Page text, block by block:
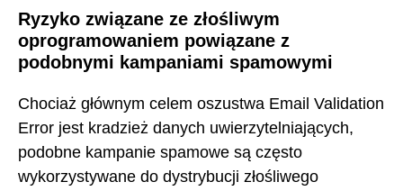
Ryzyko związane ze złośliwym
oprogramowaniem powiązane z
podobnymi kampaniami spamowymi
Chociaż głównym celem oszustwa Email Validation
Error jest kradzież danych uwierzytelniających,
podobne kampanie spamowe są często
wykorzystywane do dystrybucji złośliwego